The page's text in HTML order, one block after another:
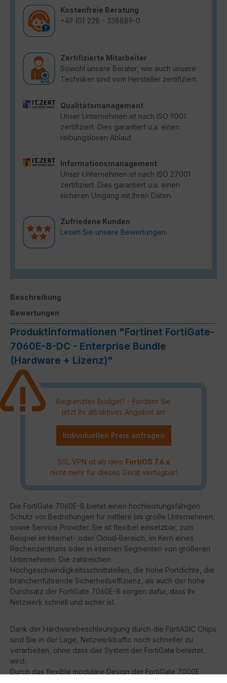
Kostenfreie Beratung
+49 (0) 228 - 338889-0
Zertifizierte Mitarbeiter
Sowohl unsere Berater, wie auch unsere
Techniker sind vom Hersteller zertifiziert.
Qualitätsmanagement
Unser Unternehmen ist nach ISO 9001
zertifiziert. Dies garantiert u.a. einen
reibungslosen Ablauf.
Informationsmanagement
Unser Unternehmen ist nach ISO 27001
zertifiziert. Dies garantiert u.a. einen
sicheren Umgang mit Ihren Daten.
Zufriedene Kunden
Lesen Sie unsere Bewertungen.
Beschreibung
Bewertungen
Produktinformationen "Fortinet FortiGate-
7060E-8-DC - Enterprise Bundle
(Hardware + Lizenz)"
Begrenztes Budget? - Fordern Sie
jetzt Ihr attraktives Angebot an!
Individuellen Preis anfragen
SSL VPN ist ab dem FortiOS 7.6.x
nicht mehr für dieses Gerät verfügbar!
Die FortiGate 7060E-8 bietet einen hochleistungsfähigen
Schutz vor Bedrohungen für mittlere bis große Unternehmen,
sowie Service Provider. Sie ist flexibel einsetzbar, zum
Beispiel im Internet- oder Cloud-Bereich, im Kern eines
Rechenzentrums oder in internen Segmenten von größeren
Unternehmen. Die zahlreichen
Hochgeschwindigkeitsschnittstellen, die hohe Portdichte, die
branchenführende Sicherheitseffizienz, als auch der hohe
Durchsatz der FortiGate 7060E-8 sorgen dafür, dass Ihr
Netzwerk schnell und sicher ist.
Dank der Hardwarebeschleunigung durch die FortiASIC Chips
sind Sie in der Lage, Netzwerktraffic noch schneller zu
verarbeiten, ohne dass das System der FortiGate belastet
wird.
Durch das flexible modulare Design der FortiGate 7000E